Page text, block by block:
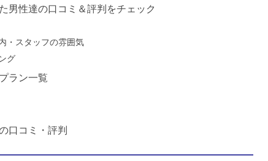
男性達の口コミ＆評判をチェック
・スタッフの雰囲気
グ
ラン一覧
口コミ・評判